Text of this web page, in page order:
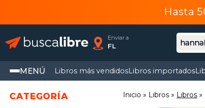
Hasta
Enviar a
FL
MENÚ Libros más vendidosLibros importados
CATEGORÍA Inicio Libros Libros